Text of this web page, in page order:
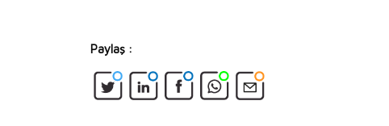
Paylaş :